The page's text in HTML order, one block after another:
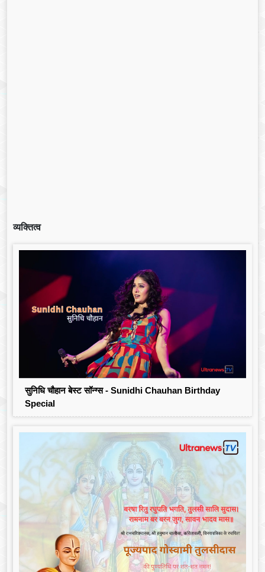
व्यक्तित्व
सुनिधि चौहान बेस्ट सॉन्ग्स - Sunidhi Chauhan Birthday
Special